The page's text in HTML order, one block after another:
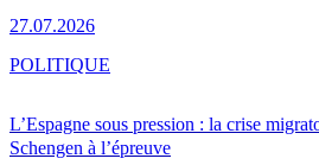
27.07.2026
L’Espagne sous pression : la crise
Schengen à l’épreuve
POLITIQUE